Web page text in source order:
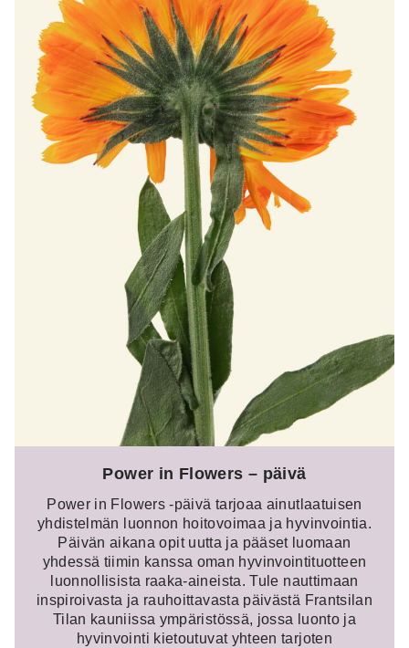
Power in Flowers – päivä
Power in Flowers -päivä tarjoaa ainutlaatuisen
yhdistelmän luonnon hoitovoimaa ja hyvinvointia.
Päivän aikana opit uutta ja pääset luomaan
yhdessä tiimin kanssa oman hyvinvointituotteen
luonnollisista raaka-aineista. Tule nauttimaan
inspiroivasta ja rauhoittavasta päivästä Frantsilan
Tilan kauniissa ympäristössä, jossa luonto ja
hyvinvointi kietoutuvat yhteen tarjoten